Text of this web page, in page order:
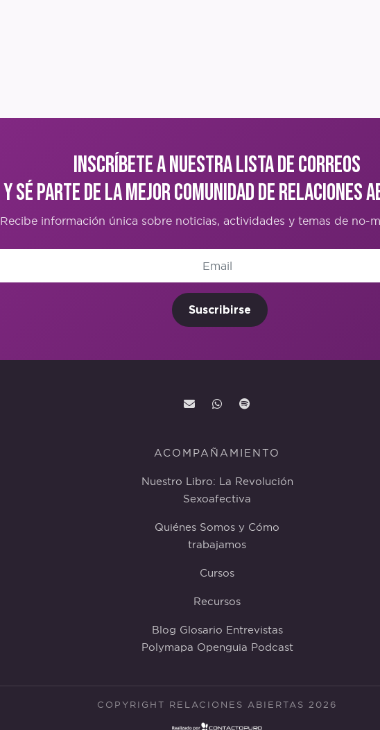
Inscríbete a nuestra lista de correos
y sé parte de la mejor comunidad de Relaciones
Recibe información única sobre noticias, actividades y temas de no-
Suscribirse
ACOMPAÑAMIENTO
Nuestro Libro: La Revolución
Sexoafectiva
Quiénes Somos y Cómo
trabajamos
Cursos
Recursos
Blog Glosario Entrevistas
Polymapa Openguia Podcast
COPYRIGHT RELACIONES ABIERTAS 2026